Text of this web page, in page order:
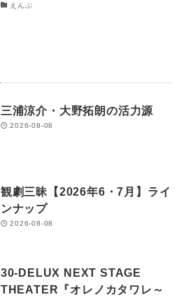
えんぶ
三浦涼介・大野拓朗の活力源
2026-08-08
観劇三昧【2026年6・7月】ライ
ンナップ
2026-08-08
30-DELUX NEXT STAGE
THEATER『オレノカタワレ～